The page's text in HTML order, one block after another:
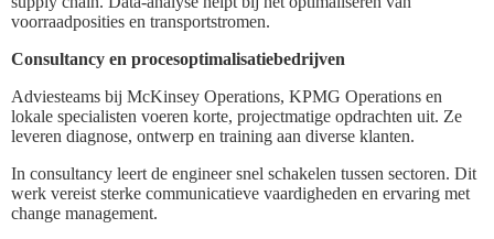
voorraadposities en transportstromen.
Consultancy en procesoptimalisatiebedrijven
Adviesteams bij McKinsey Operations, KPMG Operations en
lokale specialisten voeren korte, projectmatige opdrachten uit. Ze
leveren diagnose, ontwerp en training aan diverse klanten.
In consultancy leert de engineer snel schakelen tussen sectoren. Dit
werk vereist sterke communicatieve vaardigheden en ervaring met
change management.